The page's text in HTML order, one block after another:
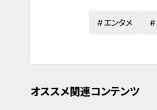
エンタメ
オススメ関連コンテンツ